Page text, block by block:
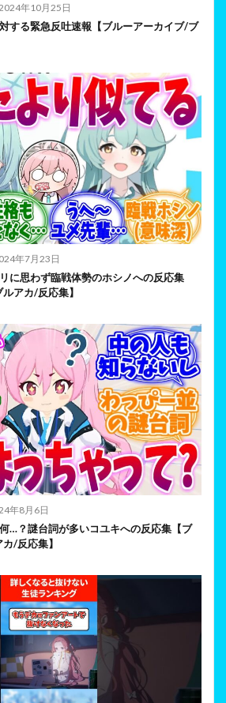
年10月25日
する緊急反吐速報【ブルーアーカイブ/ブ
年7月23日
に思わず臨戦体勢のホシノへの反応集
アカ/反応集】
年8月6日
…？謎台詞が多いコユキへの反応集【ブ
/反応集】